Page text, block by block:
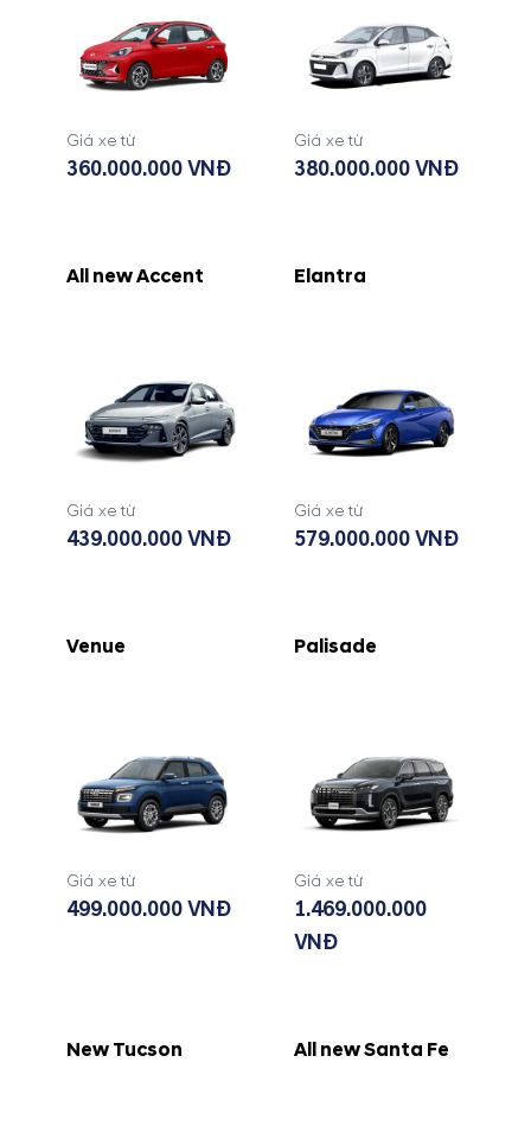
Giá xe từ
360.000.000 VNĐ
Giá xe từ
380.000.000 VNĐ
All new Accent
Giá xe từ
439.000.000 VNĐ
Elantra
Giá xe từ
579.000.000 VNĐ
Venue
Giá xe từ
499.000.000 VNĐ
Palisade
Giá xe từ
1.469.000.000
VNĐ
New Tucson All new Santa Fe